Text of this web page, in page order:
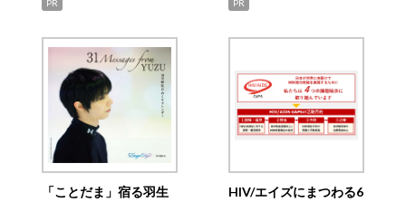
PR PR
「ことだま」宿る羽生
HIV/エイズにまつわる6